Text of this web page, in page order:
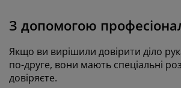
З допомогою
Якщо ви вирішили довірити діло
по-друге, вони мають спеціальні
довіряєте.